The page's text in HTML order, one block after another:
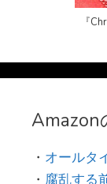
『
Amazon
・ オールタ
・ 腐乱する